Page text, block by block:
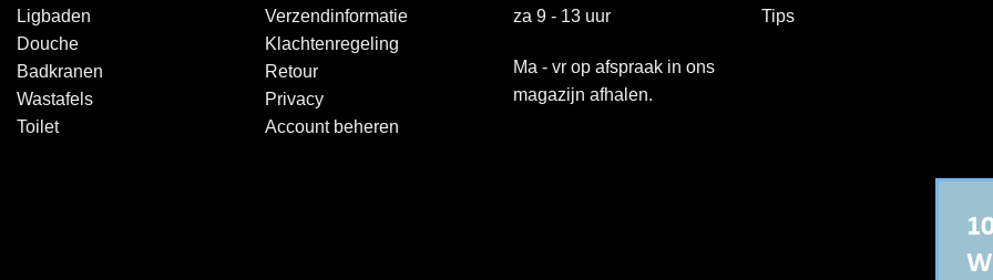
Ligbaden
Douche
Badkranen
Wastafels
Toilet
Verzendinformatie
Klachtenregeling
Retour
Privacy
Account beheren
za 9 - 13 uur
Ma - vr op afspraak in ons
magazijn afhalen.
Tips